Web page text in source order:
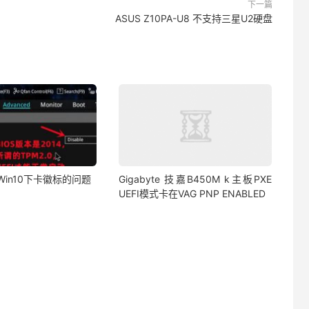
下一篇
ASUS Z10PA-U8 不支持三星U2硬盘
下卡徽标的问题
Gigabyte 技嘉B450M k主板PXE
UEFI模式卡在VAG PNP ENABLED